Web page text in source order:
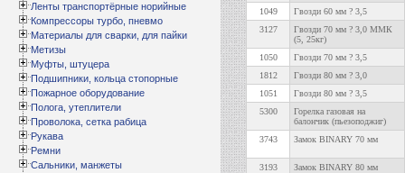
Ленты транспортёрные норийные
Компрессоры турбо, пневмо
Материалы для сварки, для пайки
Метизы
Муфты, штуцера
Подшипники, кольца стопорные
Пожарное оборудование
Полога, утеплители
Проволока, сетка рабица
Рукава
Ремни
Сальники, манжеты
1049
Гвозди 60 мм ? 3,5
3127
Гвозди 70 мм ? 3,0 ММК
(5, 25кг)
1050
Гвозди 70 мм ? 3,5
1812
Гвозди 80 мм ? 3,0
1051
Гвозди 80 мм ? 3,5
5300
Горелка газовая на
балончик (пьезоподжиг)
3743
Замок BINARY 70 мм
3193
Замок BINARY 80 мм